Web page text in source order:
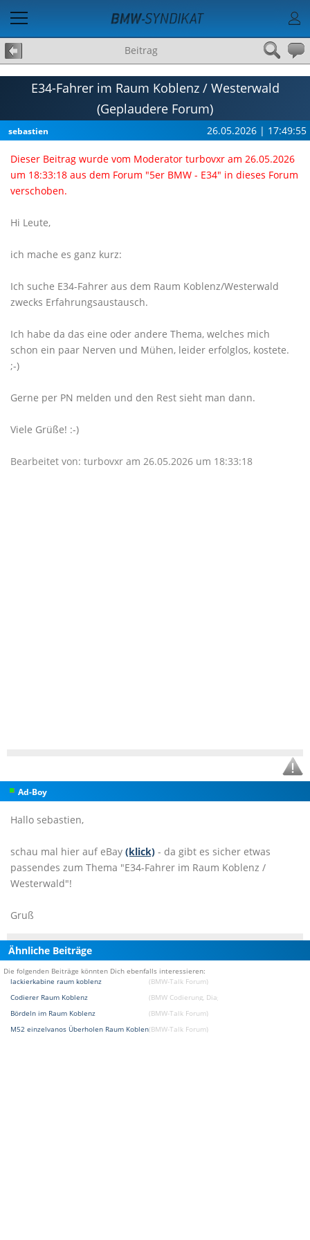
Beitrag
E34-Fahrer im Raum Koblenz / Westerwald
(Geplaudere Forum)
sebastien 26.05.2026 | 17:49:55
Dieser Beitrag wurde vom Moderator turbovxr am 26.05.2026
um 18:33:18 aus dem Forum "5er BMW - E34" in dieses Forum
verschoben.
Hi Leute,
ich mache es ganz kurz:
Ich suche E34-Fahrer aus dem Raum Koblenz/Westerwald
zwecks Erfahrungsaustausch.
Ich habe da das eine oder andere Thema, welches mich
schon ein paar Nerven und Mühen, leider erfolglos, kostete.
;-)
Gerne per PN melden und den Rest sieht man dann.
Viele Grüße! :-)
Bearbeitet von: turbovxr am 26.05.2026 um 18:33:18
Ad-Boy
Hallo sebastien,
schau mal hier auf eBay (klick) - da gibt es sicher etwas
passendes zum Thema "E34-Fahrer im Raum Koblenz /
Westerwald"!
Gruß
Ähnliche Beiträge
Die folgenden Beiträge könnten Dich ebenfalls interessieren:
lackierkabine raum koblenz
(BMW-Talk Forum)
Codierer Raum Koblenz
(BMW Codierung, Diagnose und Programmierung
Bördeln im Raum Koblenz
(BMW-Talk Forum)
M52 einzelvanos Überholen Raum Koblenz(BMW-Talk Forum)